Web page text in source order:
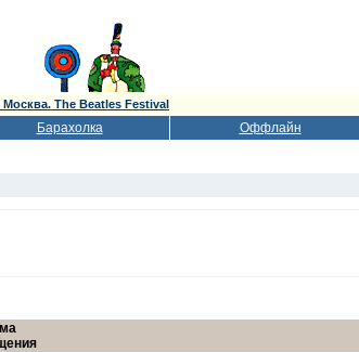
Москва. The Beatles Festival
Барахолка Оффлайн